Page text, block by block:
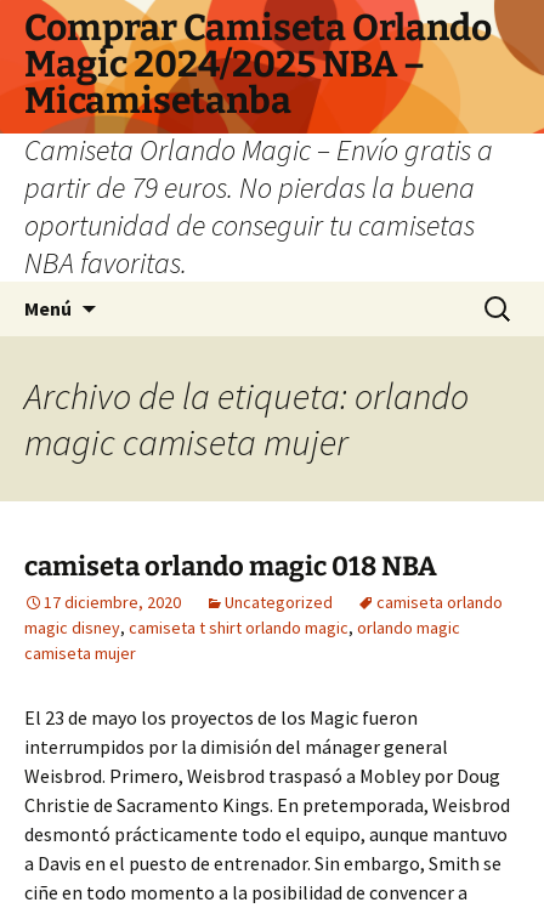
Comprar Camiseta Orlando
Magic 2024/2025 NBA –
Micamisetanba
Camiseta Orlando Magic – Envío gratis a
partir de 79 euros. No pierdas la buena
oportunidad de conseguir tu camisetas
NBA favoritas.
Menú Buscar:
Archivo de la etiqueta: orlando
magic camiseta mujer
camiseta orlando magic 018 NBA
17 diciembre, 2020 Uncategorized
camiseta orlando
magic disney, camiseta t shirt orlando magic, orlando magic
camiseta mujer
El 23 de mayo los proyectos de los Magic fueron
interrumpidos por la dimisión del mánager general
Weisbrod. Primero, Weisbrod traspasó a Mobley por Doug
Christie de Sacramento Kings. En pretemporada, Weisbrod
desmontó prácticamente todo el equipo, aunque mantuvo
a Davis en el puesto de entrenador. Sin embargo, Smith se
ciñe en todo momento a la posibilidad de convencer a